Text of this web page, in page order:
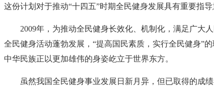
这份计划对于推动“十四五”时期全民健身发展具有重要指
2009年，为推动全民健身长效化、机制化，满足广大
全民健身活动蓬勃发展，“提高国民素质，实行全民健身”
中华民族正以更加雄伟的身姿屹立于世界东方。
虽然我国全民健身事业发展日新月异，但已取得的成